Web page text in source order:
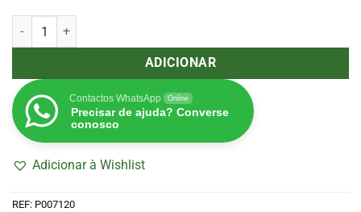
Quantidade de Medidor Combo P110 Pro pH/EC/Temp (AquaMaster)
ADICIONAR
Contactos WhatsApp Online
Precisar de ajuda? Converse
conosco
Adicionar à Wishlist
REF: P007120